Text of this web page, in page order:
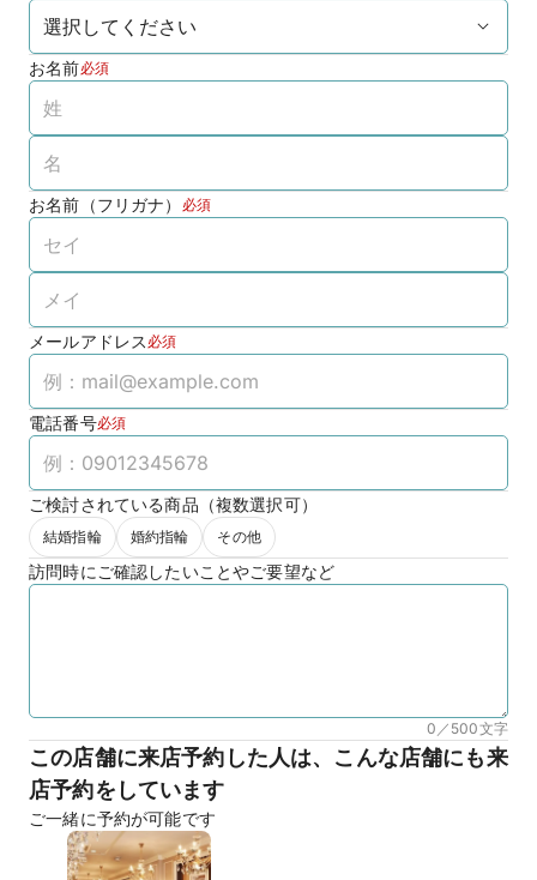
お名前必須
お名前（フリガナ） 必須
メールアドレス 必須
電話番号必須
ご検討されている商品（複数選択可）
結婚指輪 婚約指輪 その他
訪問時にご確認したいことやご要望など
0／500文字
この店舗に来店予約した人は、こんな店舗にも来
店予約をしています
ご一緒に予約が可能です